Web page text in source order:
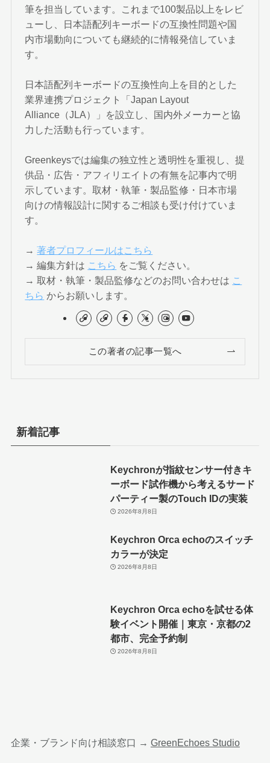
筆を担当しています。これまで100製品以上をレビ
ューし、日本語配列キーボードの互換性問題や国
内市場動向についても継続的に情報発信していま
す。
日本語配列キーボードの互換性向上を目的とした
業界連携プロジェクト「Japan Layout
Alliance（JLA）」を設立し、国内外メーカーと協
力した活動も行っています。
Greenkeysでは編集の独立性と透明性を重視し、提
供品・広告・アフィリエイトの有無を記事内で明
示しています。取材・執筆・製品監修・日本市場
向けの情報設計に関するご相談も受け付けていま
す。
→著者プロフィールはこちら
→ 編集方針は こちら をご覧ください。
→ 取材・執筆・製品監修などのお問い合わせは こ
ちら からお願いします。
この著者の記事一覧へ
新着記事
Keychronが指紋センサー付きキ
ーボード試作機から考えるサード
パーティー製のTouch IDの実装
2026年8月8日
Keychron Orca echoのスイッチ
カラーが決定
2026年8月8日
Keychron Orca echoを試せる体
験イベント開催｜東京・京都の2
都市、完全予約制
2026年8月8日
企業・ブランド向け相談窓口 → GreenEchoes Studio